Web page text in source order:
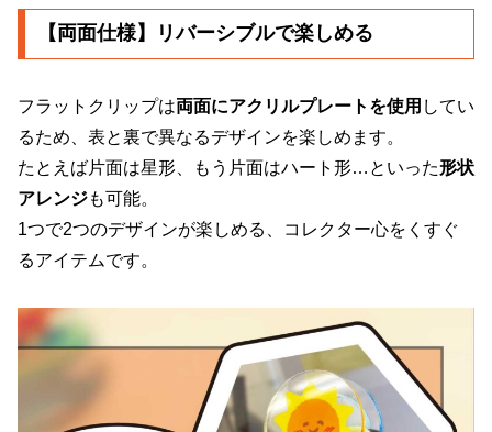
【両面仕様】リバーシブルで楽しめる
フラットクリップは両面にアクリルプレートを使用 してい
るため、表と裏で異なるデザインを楽しめます。
たとえば片面は星形、もう片面はハート形…といった形状
アレンジも可能。
1つで2つのデザインが楽しめる、コレクター心をくすぐ
るアイテムです。